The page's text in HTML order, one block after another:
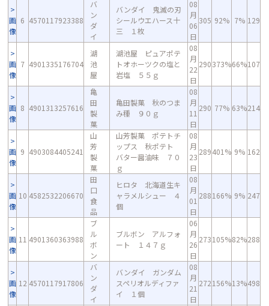
画
像
6 4570117923388
バ
ン
ダ
イ
バンダイ 鬼滅の刃
シールウエハース十
三 １枚
08
月
06
日
305 92% 7% 129
画
像
7 4901335176704
湖
池
屋
湖池屋 ピュアポテ
トオホーツクの塩と
岩塩 ５５ｇ
08
月
22
日
290373%66%107
画
像
8 4901313257616
亀
田
製
菓
亀田製菓 秋のつま
み種 ９０ｇ
08
月
11
日
290 77% 63%214
画
像
9 4903084405241
山
芳
製
菓
山芳製菓 ポテトチ
ップス 秋ポテト
バター醤油味 ７０
ｇ
08
月
23
日
289401% 9% 162
画
像
10 4582532206670
田
口
食
品
ヒロタ 北海道生キ
ャラメルシュー ４
個
08
月
01
日
288166% 9% 247
画
像
11 4901360363988
ブ
ル
ボ
ン
ブルボン アルフォ
ート １４７ｇ
06
月
26
日
273105%82%288
画
像
12 4570117917806
バ
ン
ダ
イ
バンダイ ガンダム
スペリオルディファ
イ １個
08
月
21
日
272156%13%498